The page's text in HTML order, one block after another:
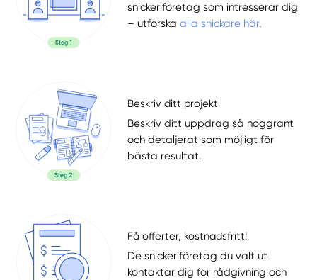
snickeriföretag som intresserar dig
– utforskaalla snickare här.
Beskriv ditt projekt
Beskriv ditt uppdrag så noggrant
och detaljerat som möjligt för
bästa resultat.
Få offerter, kostnadsfritt!
De snickeriföretag du valt ut
kontaktar dig för rådgivning och